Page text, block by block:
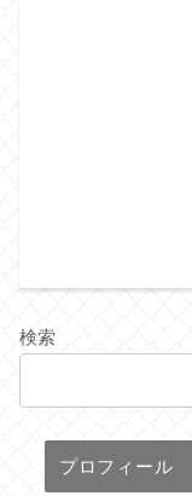
検索
プロフィール